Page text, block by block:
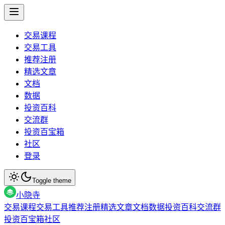
交易课程
交易工具
推荐注册
精选文章
文档
数据
投资百科
交流群
投资百宝箱
社区
登录
Toggle theme
小隐寺
交易课程交易工具推荐注册精选文章文档数据投资百科交流群
投资百宝箱社区